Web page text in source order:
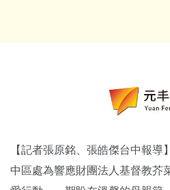
【記者張原銘、張皓傑台中報導
中區處為響應財團法人基督教芥